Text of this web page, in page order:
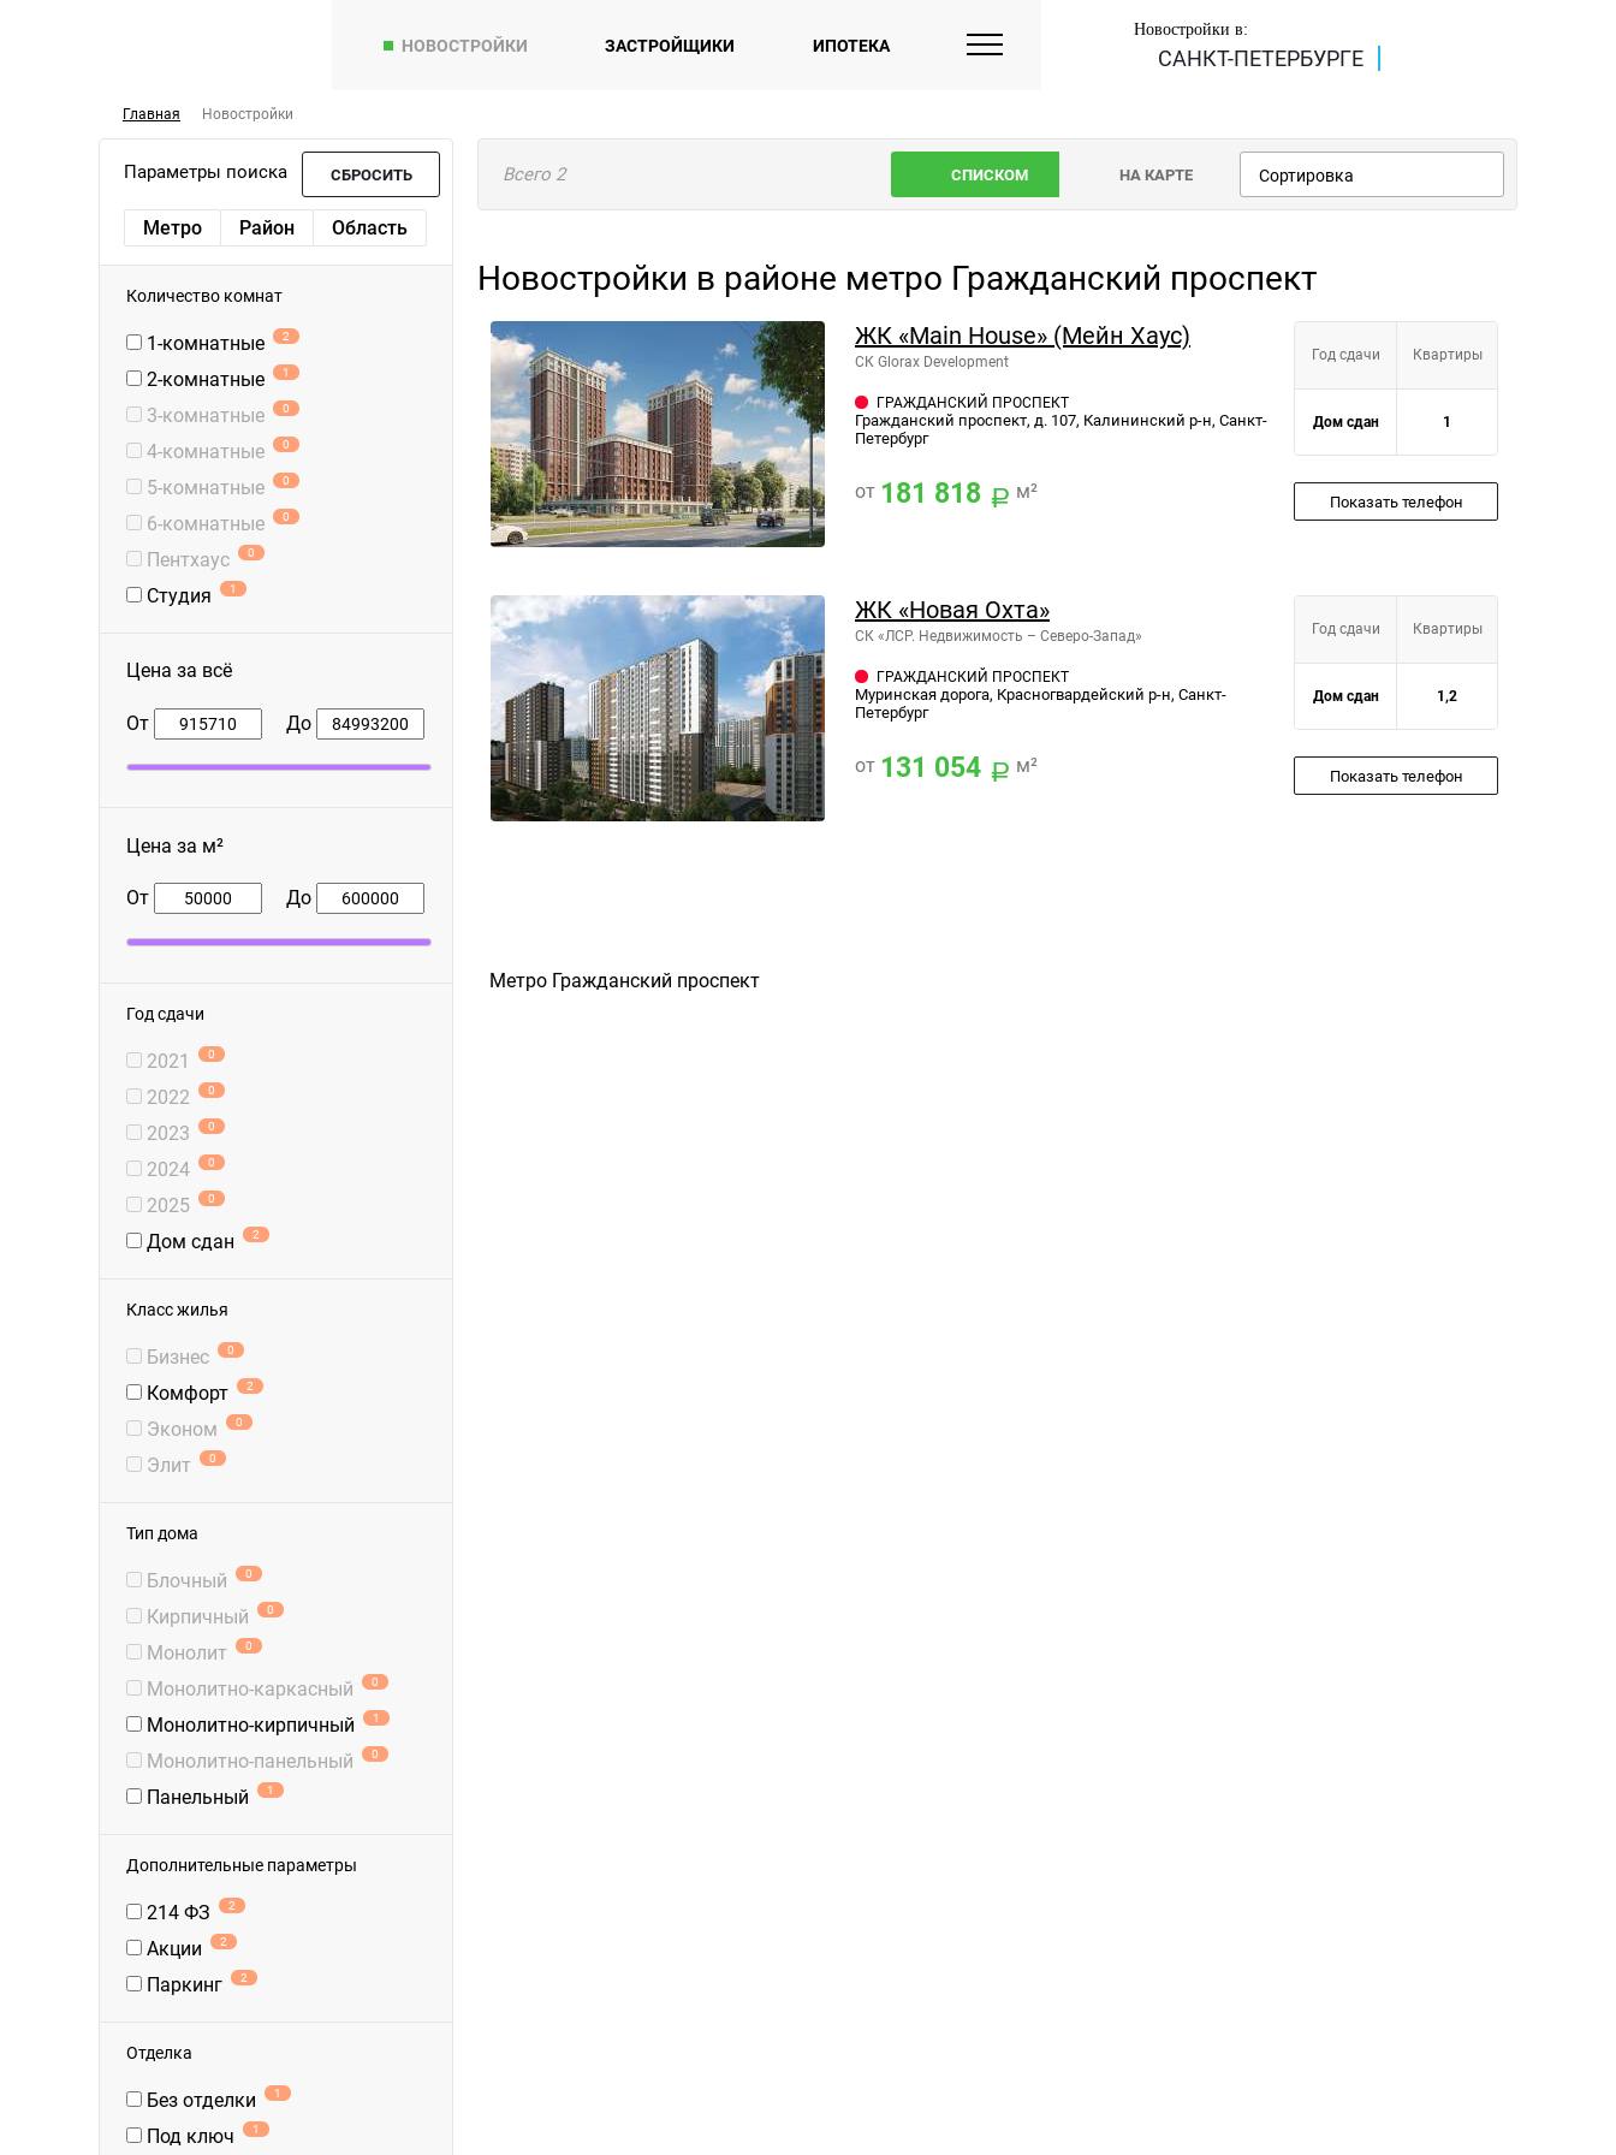
НОВОСТРОЙКИ ЗАСТРОЙЩИКИ ИПОТЕКА
Новостройки в:
САНКТ-ПЕТЕРБУРГЕ
Главная Новостройки
Параметры поиска СБРОСИТЬ
Метро Район Область
Количество комнат
1-комнатные 2
2-комнатные 1
3-комнатные 0
4-комнатные 0
5-комнатные 0
6-комнатные 0
Пентхаус 0
Студия 1
Цена за всё
От До
Цена за м²
От До
Год сдачи
2021 0
2022 0
2023 0
2024 0
2025 0
Дом сдан 2
Класс жилья
Бизнес 0
Комфорт 2
Эконом 0
Элит 0
Тип дома
Блочный 0
Кирпичный 0
Монолит 0
Монолитно-каркасный 0
Монолитно-кирпичный 1
Монолитно-панельный 0
Панельный 1
Дополнительные параметры
214 ФЗ 2
Акции 2
Паркинг 2
Отделка
Без отделки 1
Под ключ 1
Всего 2 Сортировка
НА КАРТЕ
СПИСКОМ
Новостройки в районе метро Гражданский проспект
ЖК «Main House» (Мейн Хаус)
СК Glorax Development
ГРАЖДАНСКИЙ ПРОСПЕКТ
Гражданский проспект, д. 107, Калининский р-н, Санкт-
Петербург
от 181 818 м²
Год сдачи Квартиры
Дом сдан 1
Показать телефон
ЖК «Новая Охта»
СК «ЛСР. Недвижимость – Северо-Запад»
ГРАЖДАНСКИЙ ПРОСПЕКТ
Муринская дорога, Красногвардейский р-н, Санкт-
Петербург
от 131 054 м²
Год сдачи Квартиры
Дом сдан 1,2
Показать телефон
Метро Гражданский проспект